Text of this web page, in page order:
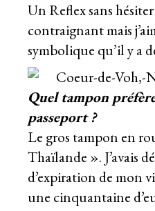
Un Reflex sans
contraignant mais
symbolique qu’il y a
Quel tampon
passeport ?
Le gros tampon en
Thaïlande ». J’avais
d’expiration de mon
une cinquantaine